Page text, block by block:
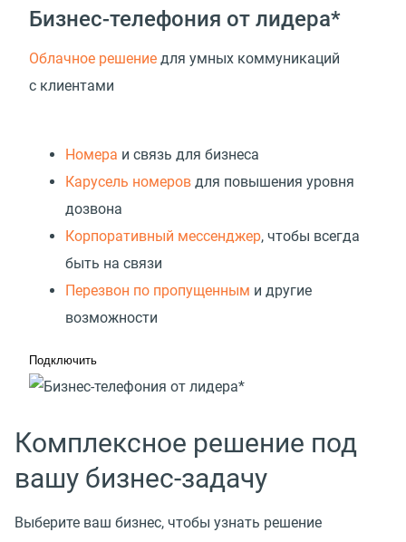
Бизнес-телефония от лидера*
Облачное решение для умных коммуникаций
с клиентами
Номера и связь для бизнеса
Карусель номеров для повышения уровня
дозвона
Корпоративный мессенджер, чтобы всегда
быть на связи
Перезвон по пропущенным и другие
возможности
Подключить
Комплексное решение под
вашу бизнес-задачу
Выберите ваш бизнес, чтобы узнать решение